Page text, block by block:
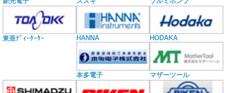
東亜ﾃﾞｨｰｹｰｹｰ HANNA HODAKA
本多電子 マザーツール